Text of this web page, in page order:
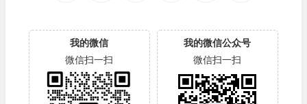
我的微信
微信扫一扫
我的微信公众号
微信扫一扫